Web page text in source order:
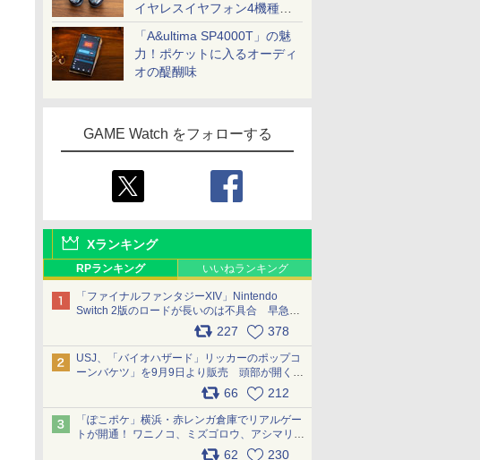
イヤレスイヤフォン4機種を
一気に聴く
「A&ultima SP4000T」の魅
力！ポケットに入るオーディ
オの醍醐味
GAME Watch をフォローする
Xランキング
RPランキング いいねランキング
「ファイナルファンタジーXIV」Nintendo
Switch 2版のロードが長いのは不具合 早急に
アップデートできるよう対応中227 378
USJ、「バイオハザード」リッカーのポップコ
ーンバケツ」を9月9日より販売 頭部が開く仕
組み。味は恐怖を堪のう「味噌フレーバー」
66 212
「ぽこポケ」横浜・赤レンガ倉庫でリアルゲー
トが開通！ ワニノコ、ミズゴロウ、アシマリ登
場シーンをレポート pic.x.com/LDgEByVl6D
62 230